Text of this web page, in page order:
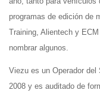
programas de edición de
Training, Alientech y
nombrar algunos.
Viezu es un Operador
2008 y es auditado de